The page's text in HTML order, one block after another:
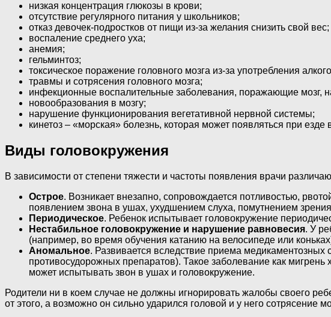
низкая концентрация глюкозы в крови;
отсутствие регулярного питания у школьников;
отказ девочек-подростков от пищи из-за желания снизить свой вес;
воспаление среднего уха;
анемия;
гельминтоз;
токсическое поражение головного мозга из-за употребления
травмы и сотрясения головного мозга;
инфекционные воспалительные заболевания, поражающие мозг,
новообразования в мозгу;
нарушение функционирования вегетативной нервной системы;
кинетоз – «морская» болезнь, которая может появляться при
Виды головокружения
В зависимости от степени тяжести и частоты появления врачи
Острое. Возникает внезапно, сопровождается потливостью,
появлением звона в ушах, ухудшением слуха, помутнением
Периодическое. Ребенок испытывает головокружение
Нестабильное головокружение и нарушение равновесия. У
(например, во время обучения катанию на велосипеде или
Аномальное. Развивается вследствие приема
противосудорожных препаратов). Такое заболевание как
может испытывать звон в ушах и головокружение.
Родители ни в коем случае не должны игнорировать жалобы своего
от этого, а возможно он сильно ударился головой и у него